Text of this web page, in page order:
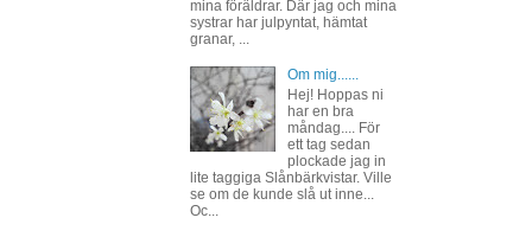
mina föräldrar. Där jag och mina
systrar har julpyntat, hämtat
granar, ...
Om mig......
Hej! Hoppas ni
har en bra
måndag.... För
ett tag sedan
plockade jag in
lite taggiga Slånbärkvistar. Ville
se om de kunde slå ut inne...
Oc...